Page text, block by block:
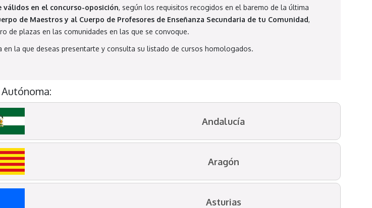
válidos en el concurso-oposición, según los requisitos recogidos en el baremo de la última
de Maestros y al Cuerpo de Profesores de Enseñanza Secundaria de tu Comunidad,
de plazas en las comunidades en las que se convoque.
en la que deseas presentarte y consulta su listado de cursos homologados.
Andalucía
Aragón
Asturias